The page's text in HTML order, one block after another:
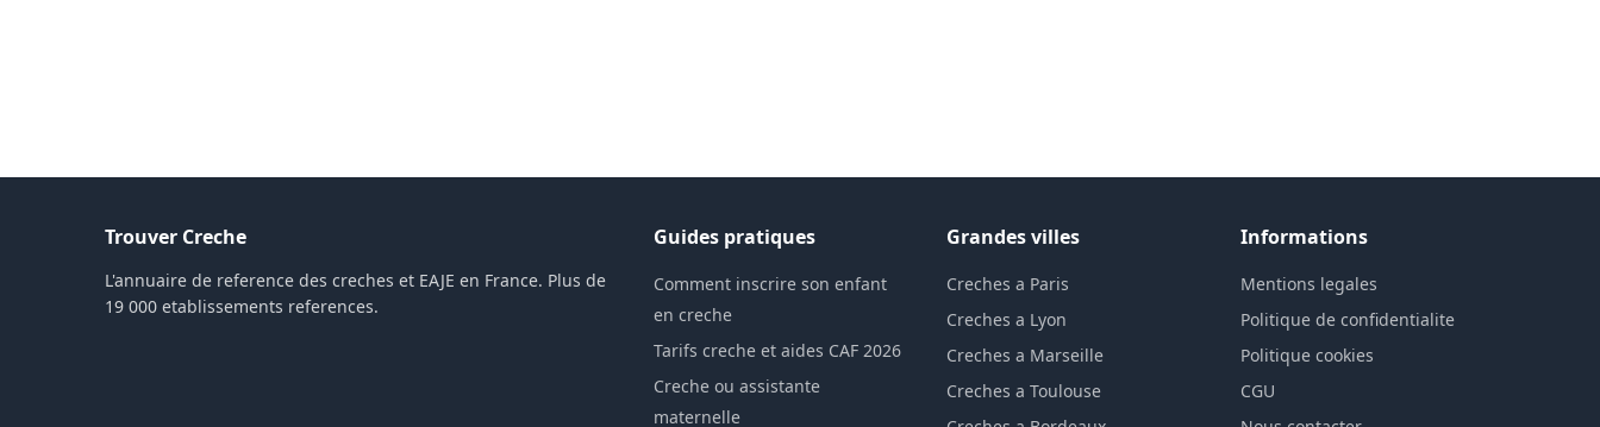
Trouver Creche
L'annuaire de reference des creches et EAJE en France. Plus de
19 000 etablissements references.
Guides pratiques
Comment inscrire son enfant
en creche
Tarifs creche et aides CAF 2026
Creche ou assistante
maternelle
Grandes villes
Creches a Paris
Creches a Lyon
Creches a Marseille
Creches a Toulouse
Informations
Mentions legales
Politique de confidentialite
Politique cookies
CGU